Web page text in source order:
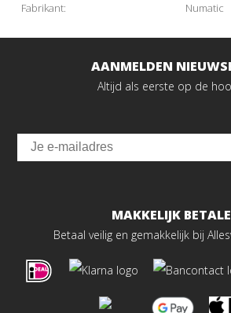
Fabrikant:
Numatic
AANMELDEN
Altijd als eerste op de
Email
MAKKELIJK
Betaal veilig en gemakkelijk bij